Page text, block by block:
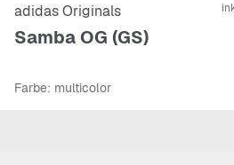
adidas Originals
Samba OG (GS)
Farbe: multicolor